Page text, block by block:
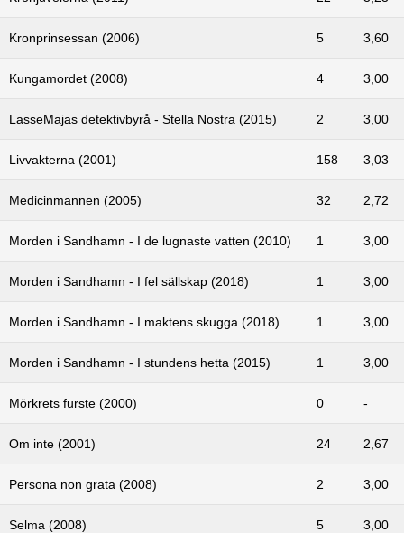
Kronprinsessan (2006) 5 3,60
Kungamordet (2008) 4 3,00
LasseMajas detektivbyrå - Stella Nostra (2015) 2 3,00
Livvakterna (2001) 158 3,03
Medicinmannen (2005) 32 2,72
Morden i Sandhamn - I de lugnaste vatten (2010) 1 3,00
Morden i Sandhamn - I fel sällskap (2018) 1 3,00
Morden i Sandhamn - I maktens skugga (2018) 1 3,00
Morden i Sandhamn - I stundens hetta (2015) 1 3,00
Mörkrets furste (2000) 0 -
Om inte (2001) 24 2,67
Persona non grata (2008) 2 3,00
Selma (2008) 5 3,00